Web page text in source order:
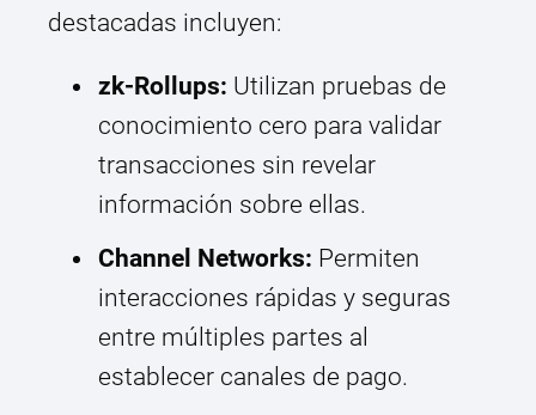
destacadas incluyen:
zk-Rollups: Utilizan pruebas de
conocimiento cero para validar
transacciones sin revelar
información sobre ellas.
Channel Networks: Permiten
interacciones rápidas y seguras
entre múltiples partes al
establecer canales de pago.